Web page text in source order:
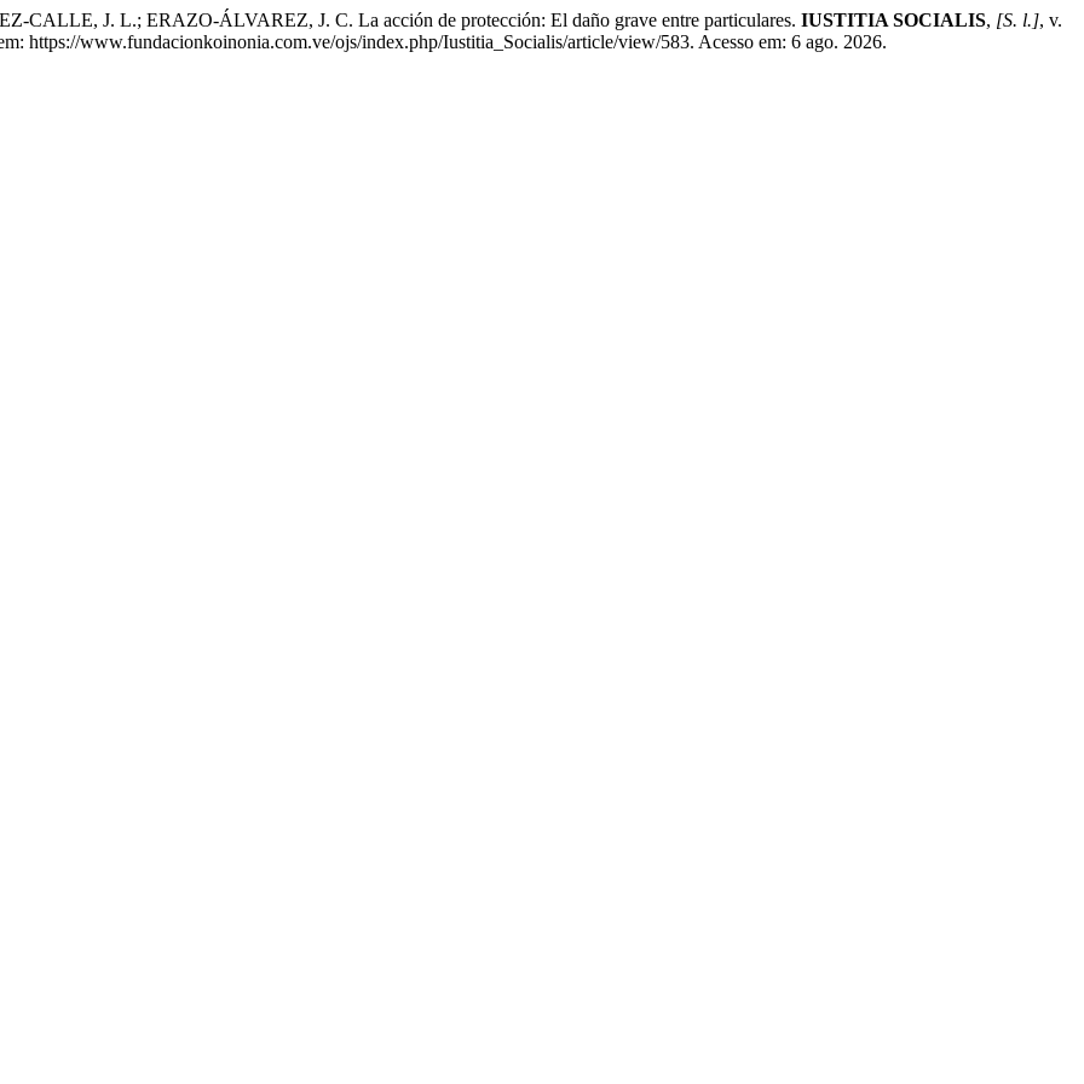
J. L.; ERAZO-ÁLVAREZ, J. C. La acción de protección: El daño grave entre particulares. IUSTITIA SOCIALIS, [S. l.], v.
https://www.fundacionkoinonia.com.ve/ojs/index.php/Iustitia_Socialis/article/view/583. Acesso em: 6 ago. 2026.